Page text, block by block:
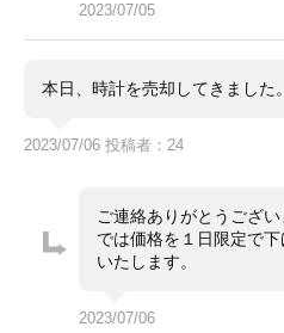
2023/07/05
本日、時計を売却してきました
2023/07/06 投稿者：24
ご連絡ありがとうござ
では価格を１日限定で
いたします。
2023/07/06